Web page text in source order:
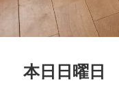
本日日曜日